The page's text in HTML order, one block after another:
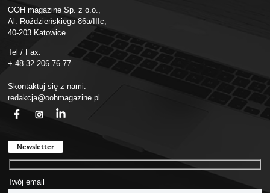
OOH magazine Sp. z o.o.,
Al. Roździeńskiego 86a/IIIc,
40-203 Katowice
Tel / Fax:
+ 48 32 206 76 77
Skontaktuj się z nami:
redakcja@oohmagazine.pl
Newsletter
Twój email